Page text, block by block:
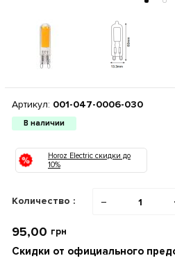
Артикул: 001-047-0006-030
В наличии
Horoz Electric скидки до
10%
Количество : −
95,00 грн
Скидки от официального